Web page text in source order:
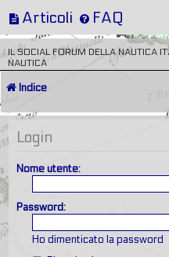
Articoli FAQ
IL SOCIAL FORUM DELLA NAUTICA
NAUTICA
Indice
Login
Nome utente:
Password:
Ho dimenticato la password